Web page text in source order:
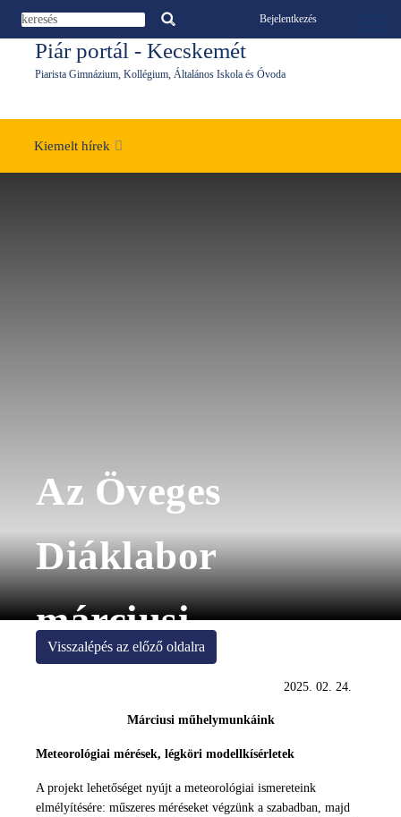
Bejelentkezés
Piár portál - Kecskemét
Piarista Gimnázium, Kollégium, Általános Iskola és Óvoda
Kiemelt hírek
Az Öveges
Diáklabor
márciusi
foglalkozásai -
meghívás
Visszalépés az előző oldalra
2025. 02. 24.
Márciusi műhelymunkáink
Meteorológiai mérések, légköri modellkísérletek
A projekt lehetőséget nyújt a meteorológiai ismereteink
elmélyítésére: műszeres méréseket végzünk a szabadban, majd